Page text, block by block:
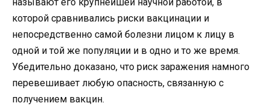
которой сравнивались риски вакцинации и
непосредственно самой болезни лицом к лицу в
одной и той же популяции и в одно и то же время.
Убедительно доказано, что риск заражения намного
перевешивает любую опасность, связанную с
получением вакцин.